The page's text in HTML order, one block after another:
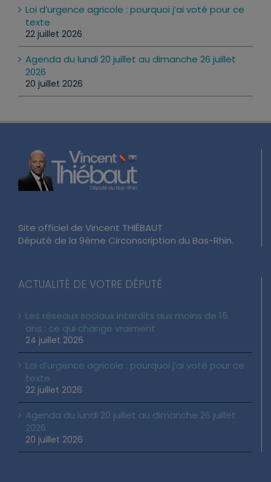
Loi d’urgence agricole : pourquoi j’ai voté pour ce
texte
22 juillet 2026
Agenda du lundi 20 juillet au dimanche 26 juillet
2026
20 juillet 2026
Site officiel de Vincent THIÉBAUT
Député de la 9ème Circonscription du Bas-Rhin.
ACTUALITÉ DE VOTRE DÉPUTÉ
Les réseaux sociaux interdits aux moins de 15
ans : ce qui change vraiment
24 juillet 2026
Loi d’urgence agricole : pourquoi j’ai voté pour ce
texte
22 juillet 2026
Agenda du lundi 20 juillet au dimanche 26 juillet
2026
20 juillet 2026